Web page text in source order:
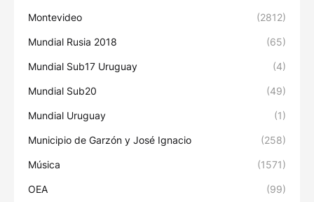
Montevideo (2812)
Mundial Rusia 2018 (65)
Mundial Sub17 Uruguay (4)
Mundial Sub20 (49)
Mundial Uruguay (1)
Municipio de Garzón y José Ignacio (258)
Música (1571)
OEA (99)